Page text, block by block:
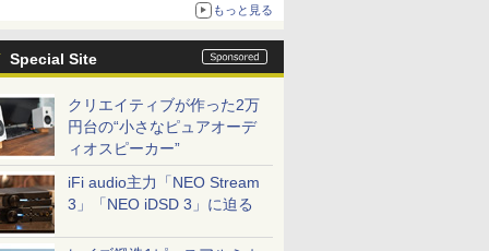
もっと見る
Special Site
クリエイティブが作った2万
円台の“小さなピュアオーデ
ィオスピーカー”
iFi audio主力「NEO Stream
3」「NEO iDSD 3」に迫る